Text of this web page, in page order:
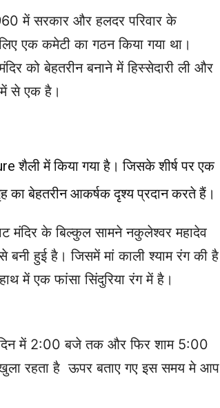
में सरकार और हलदर परिवार के
एक कमेटी का गठन किया गया था।
को बेहतरीन बनाने में हिस्सेदारी ली और
से एक है।
शैली में किया गया है। जिसके शीर्ष पर एक
का बेहतरीन आकर्षक दृश्य प्रदान करते हैं।
मंदिर के बिल्कुल सामने नकुलेश्वर महादेव
बनी हुई है। जिसमें मां काली श्याम रंग की है
में एक फांसा सिंदुरिया रंग में है।
में 2:00 बजे तक और फिर शाम 5:00
रहता है ऊपर बताए गए इस समय मे आप